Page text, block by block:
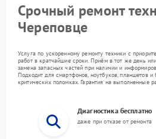
Срочный ремонт
Череповце
Услуга по ускоренному ремонту техники с
работ в кратчайшие сроки. Приём в тот же день
замена запасных частей при наличии и
Подходит для смартфонов, ноутбуков, планшетов и
критических поломках. Гарантия на выполненные
Диагностика бесплатно
даже при отказе от ремонта